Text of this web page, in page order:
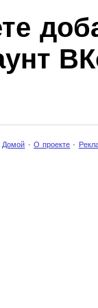
Домой · О проекте ·